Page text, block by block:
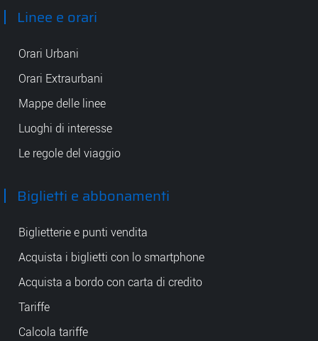
Linee e orari
Orari Urbani
Orari Extraurbani
Mappe delle linee
Luoghi di interesse
Le regole del viaggio
Biglietti e abbonamenti
Biglietterie e punti vendita
Acquista i biglietti con lo smartphone
Acquista a bordo con carta di credito
Tariffe
Calcola tariffe